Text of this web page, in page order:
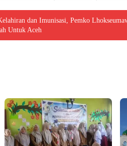
dan Imunisasi, Pemko
Untuk Aceh